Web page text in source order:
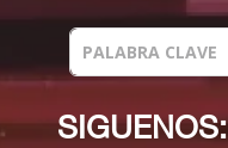
SIGUENOS: